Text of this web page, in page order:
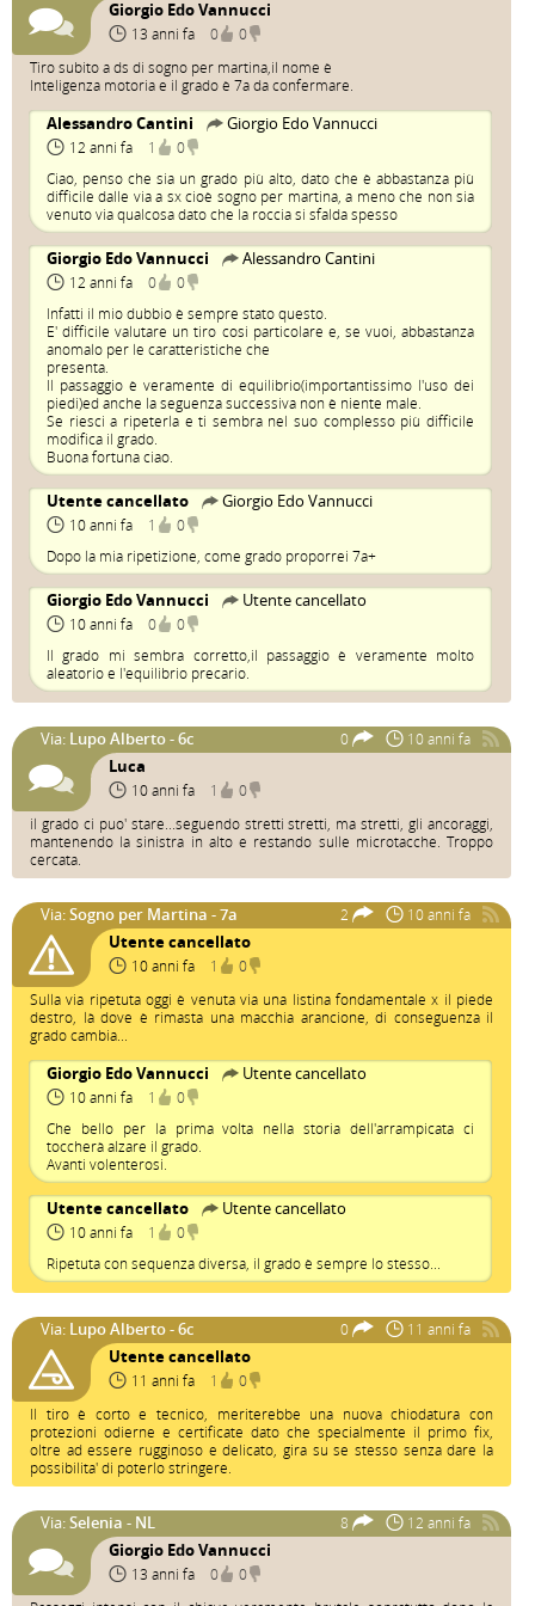
Giorgio Edo Vannucci
13 anni fa 0
0
Tiro subito a ds di sogno per martina,il nome è
Inteligenza motoria e il grado è 7a da confermare.
Alessandro Cantini Giorgio Edo Vannucci
12 anni fa 1
0
Ciao, penso che sia un grado più alto, dato che è abbastanza più
difficile dalle via a sx cioè sogno per martina, a meno che non sia
venuto via qualcosa dato che la roccia si sfalda spesso
Giorgio Edo Vannucci Alessandro Cantini
12 anni fa 0
0
Infatti il mio dubbio è sempre stato questo.
E' difficile valutare un tiro cosi particolare e, se vuoi, abbastanza
anomalo per le caratteristiche che
presenta.
Il passaggio è veramente di equilibrio(importantissimo l'uso dei
piedi)ed anche la seguenza successiva non è niente male.
Se riesci a ripeterla e ti sembra nel suo complesso più difficile
modifica il grado.
Buona fortuna ciao.
Utente cancellato Giorgio Edo Vannucci
10 anni fa 1
0
Dopo la mia ripetizione, come grado proporrei 7a+
Giorgio Edo Vannucci Utente cancellato
10 anni fa 0
0
Il grado mi sembra corretto,il passaggio è veramente molto
aleatorio e l'equilibrio precario.
Via: Lupo Alberto - 6c 0 10 anni fa
Luca
10 anni fa 1
0
il grado ci puo' stare...seguendo stretti stretti, ma stretti, gli ancoraggi,
mantenendo la sinistra in alto e restando sulle microtacche. Troppo
cercata.
Via:Sogno per Martina - 7a 2 10 anni fa
Utente cancellato
10 anni fa 1
0
Sulla via ripetuta oggi è venuta via una listina fondamentale x il piede
destro, là dove è rimasta una macchia arancione, di conseguenza il
grado cambia...
Giorgio Edo Vannucci Utente cancellato
10 anni fa 1
0
Che bello per la prima volta nella storia dell'arrampicata ci
toccherà alzare il grado.
Avanti volenterosi.
Utente cancellato Utente cancellato
10 anni fa 1
0
Ripetuta con sequenza diversa, il grado è sempre lo stesso...
Via: Lupo Alberto - 6c 0 11 anni fa
Utente cancellato
11 anni fa 1
0
Il tiro è corto e tecnico, meriterebbe una nuova chiodatura con
protezioni odierne e certificate dato che specialmente il primo fix,
oltre ad essere rugginoso e delicato, gira su se stesso senza dare la
possibilita' di poterlo stringere.
Via:Selenia - NL 8 12 anni fa
Giorgio Edo Vannucci
13 anni fa 0
0